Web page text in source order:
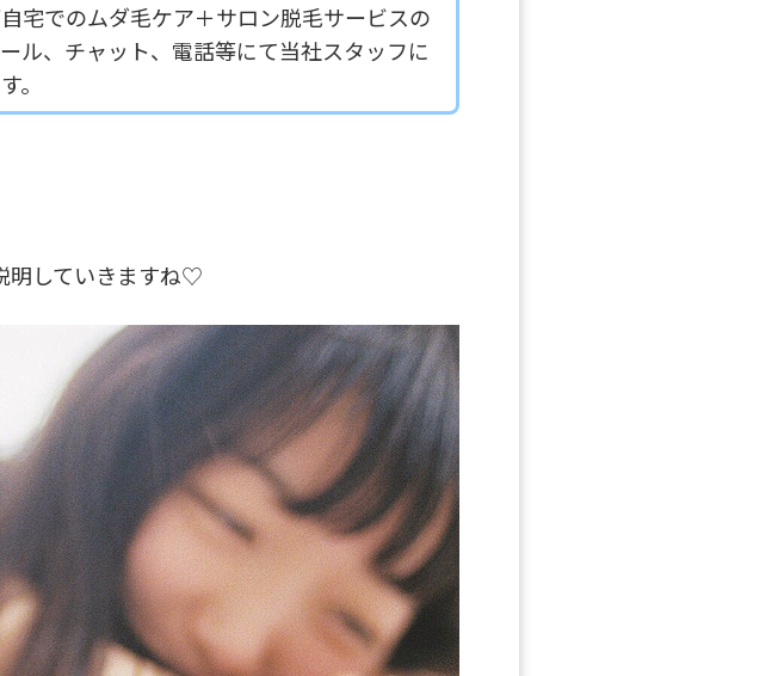
宅でのムダ毛ケア＋サロン脱毛サービスの
ル、チャット、電話等にて当社スタッフに
。
明していきますね♡